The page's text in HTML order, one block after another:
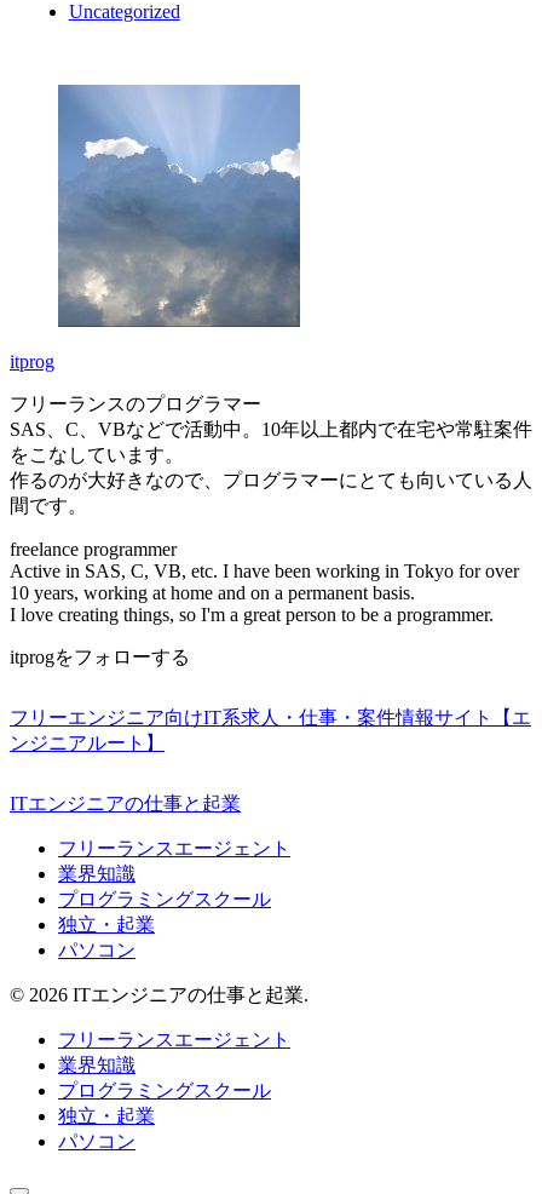
Uncategorized
itprog
フリーランスのプログラマー
SAS、C、VBなどで活動中。10年以上都内で在宅や常駐案件
をこなしています。
作るのが大好きなので、プログラマーにとても向いている人
間です。
freelance programmer
Active in SAS, C, VB, etc. I have been working in Tokyo for over
10 years, working at home and on a permanent basis.
I love creating things, so I'm a great person to be a programmer.
itprogをフォローする
フリーエンジニア向けIT系求人・仕事・案件情報サイト【エ
ンジニアルート】
ITエンジニアの仕事と起業
フリーランスエージェント
業界知識
プログラミングスクール
独立・起業
パソコン
© 2026 ITエンジニアの仕事と起業.
フリーランスエージェント
業界知識
プログラミングスクール
独立・起業
パソコン